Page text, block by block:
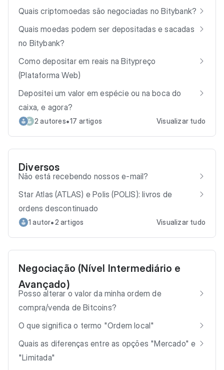
Quais criptomoedas são negociadas no Bitybank?
Quais moedas podem ser depositadas e sacadas
no Bitybank?
Como depositar em reais na Bitypreço
(Plataforma Web)
Depositei um valor em espécie ou na boca do
caixa, e agora?
2 autores•17 artigos Visualizar tudo
Diversos
Não está recebendo nossos e-mail?
Star Atlas (ATLAS) e Polis (POLIS): livros de
ordens descontinuado
1 autor•2 artigos Visualizar tudo
Negociação (Nível Intermediário e
Avançado)
Posso alterar o valor da minha ordem de
compra/venda de Bitcoins?
O que significa o termo "Ordem local"
Quais as diferenças entre as opções "Mercado" e
"Limitada"